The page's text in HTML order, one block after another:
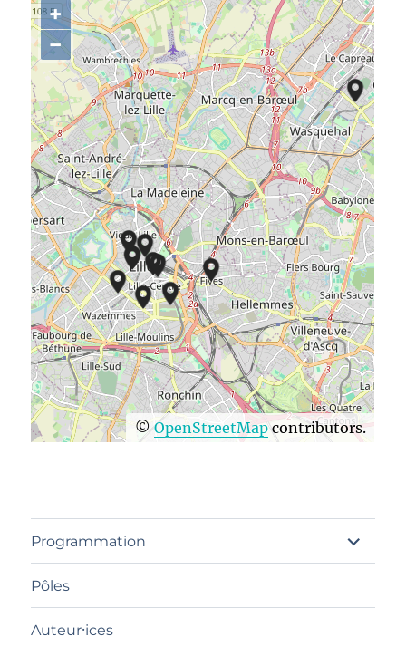
+
−
©OpenStreetMapcontributors.
Programmation
ouvrir
le
sous-
Pôles
Auteur⸱ices